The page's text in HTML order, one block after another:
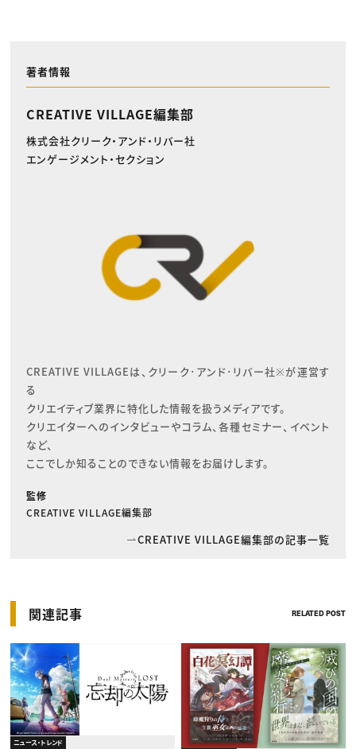
著者情報
CREATIVE VILLAGE編集部
株式会社クリーク・アンド・リバー社
エンゲージメント・セクション
CREATIVE VILLAGEは、クリーク･アンド･リバー社※が運営す
る
クリエイティブ業界に特化した情報を扱うメディアです。
クリエイターへのインタビューやコラム、各種セミナー、イベント
など、
ここでしか知ることのできない情報をお届けします。
監修
CREATIVE VILLAGE編集部
CREATIVE VILLAGE編集部の記事一覧
関連記事 RELATED POST
ニュース・トレンド